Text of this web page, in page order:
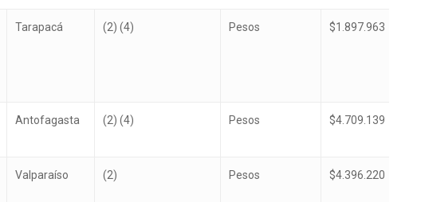
Región
Asignaciones
especiales
Unidad
bruta
Tarapacá (2) (4) Pesos $1.897.963
Antofagasta (2) (4) Pesos $4.709.139
Valparaíso (2) Pesos $4.396.220